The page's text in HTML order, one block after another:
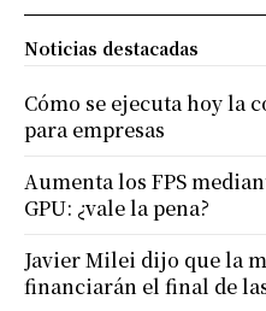
Noticias destacadas
Cómo se ejecuta hoy la
para empresas
Aumenta los FPS
GPU: ¿vale la pena?
Javier Milei dijo que la
financiarán el final de